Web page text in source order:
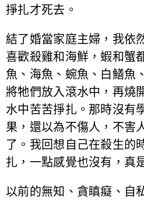
掙扎才死去。
結了婚當家庭主婦，我依
喜歡殺雞和海鮮，蝦和蟹
魚、海魚、蜿魚、白鱔魚
將牠們放入滾水中，再燒
水中苦苦掙扎。那時沒有
果，還以為不傷人，不害
了。我回想自己在殺生的
扎，一點感覺也沒有，真
以前的無知、貪瞋癡、自